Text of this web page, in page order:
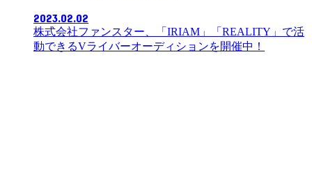
2023.02.02
株式会社ファンスター、「IRIAM」「REALITY」で活
動できるVライバーオーディションを開催中！